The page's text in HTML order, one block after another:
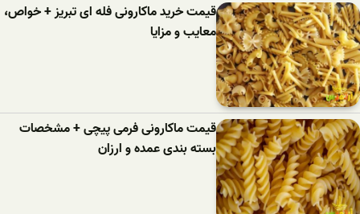
قیمت خرید ماکارونی فله ای تبریز + خواص،
معایب و مزایا
قیمت ماکارونی فرمی پیچی + مشخصات
بسته بندی عمده و ارزان